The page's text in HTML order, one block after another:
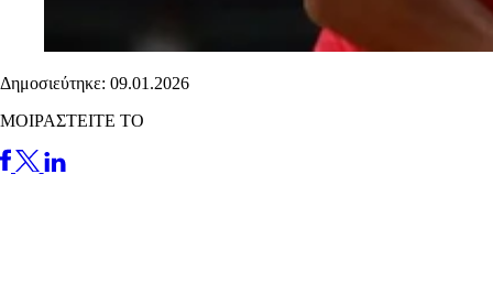
Δημοσιεύτηκε: 09.01.2026
ΜΟΙΡΑΣΤΕΙΤΕ ΤΟ